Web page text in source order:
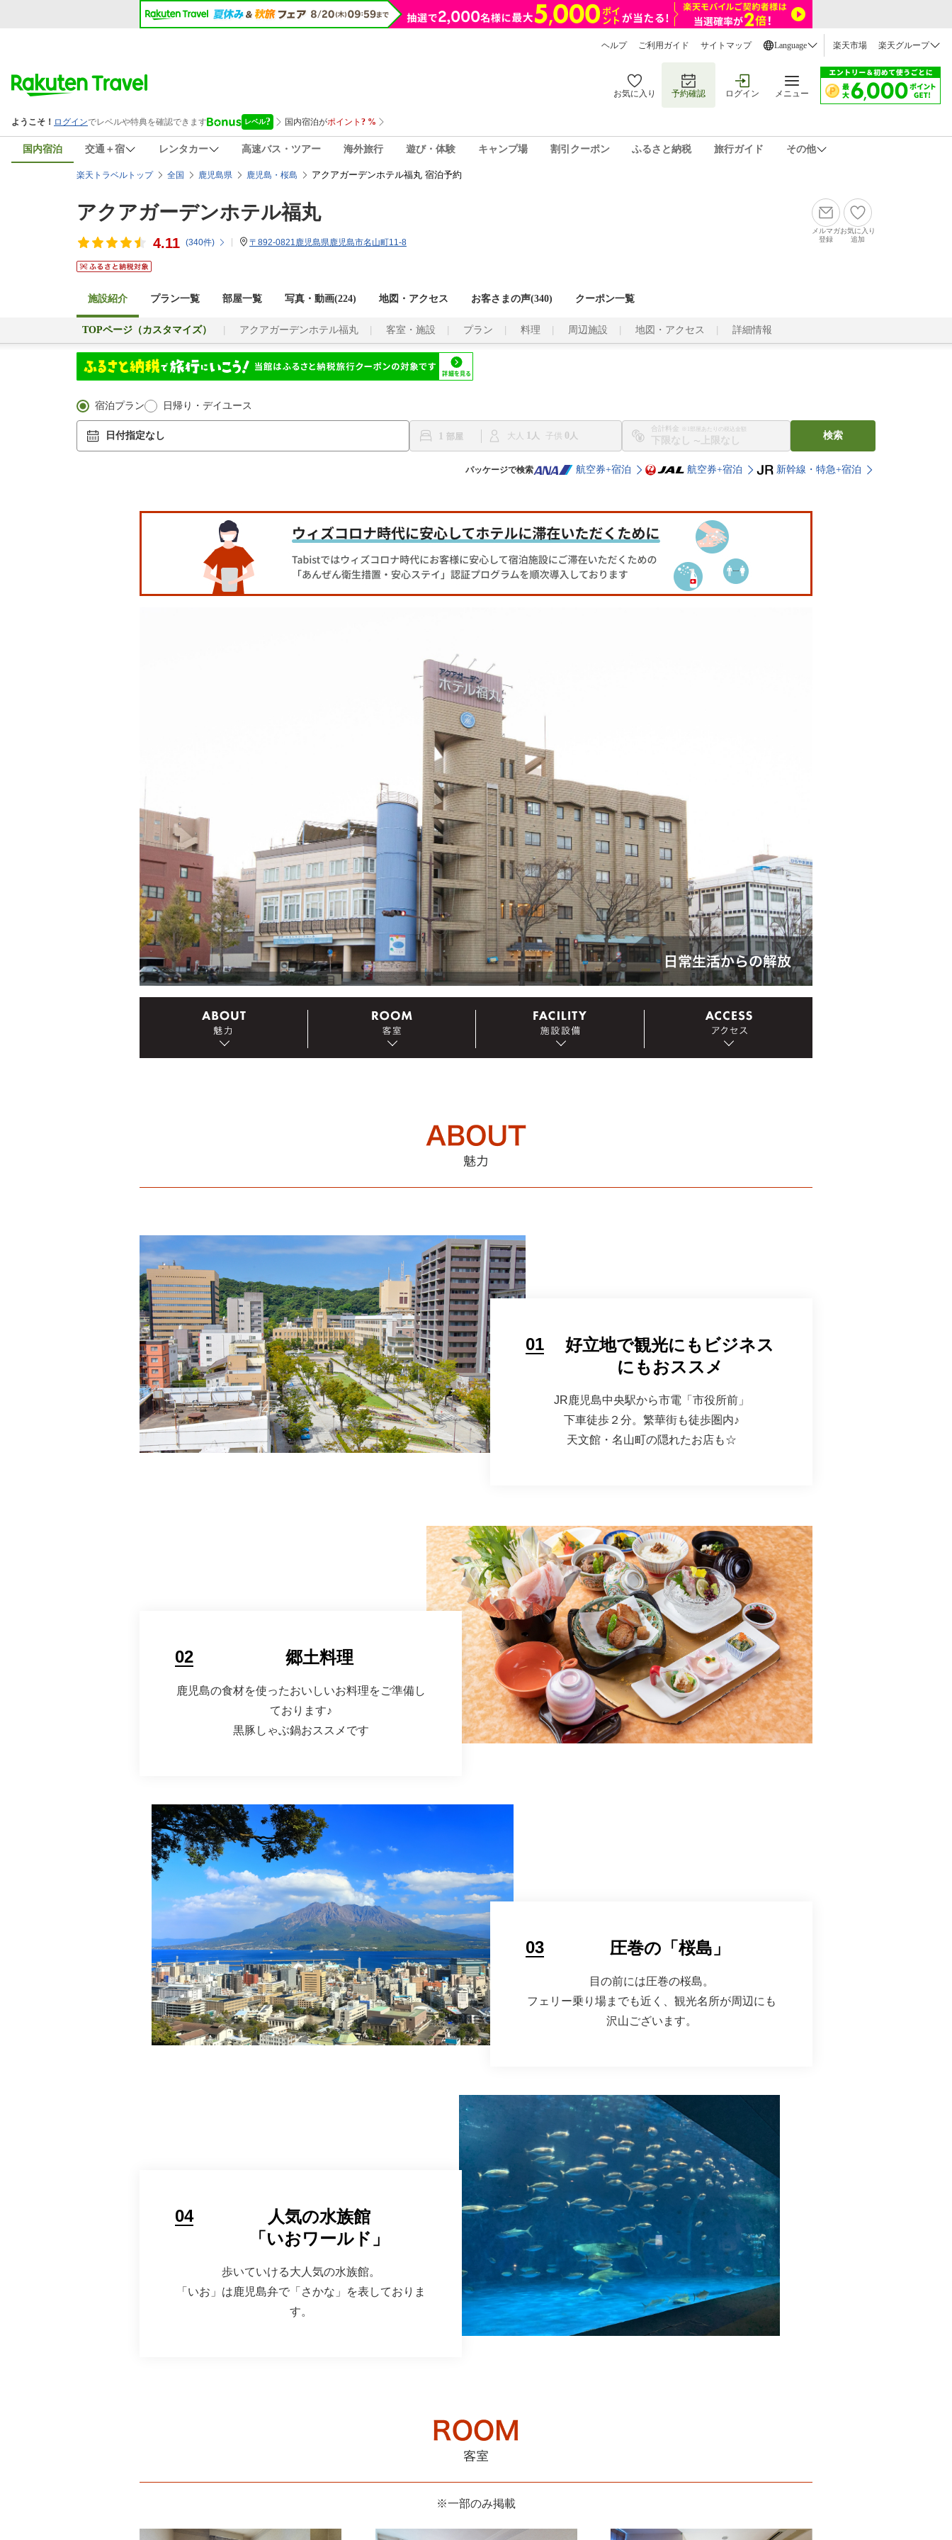
ヘルプ ご利用ガイド サイトマップ Language 楽天市場 楽天グループ
お気に入り 予約確認 ログイン メニュー
国内宿泊 交通＋宿 レンタカー 高速バス・ツアー 海外旅行 遊び・体験 キャンプ場 割引クーポン ふるさと納税 旅行ガイド その他
楽天トラベルトップ 全国 鹿児島県 鹿児島・桜島 アクアガーデンホテル福丸 宿泊予約
アクアガーデンホテル福丸
4.11 (340件) 〒892-0821鹿児島県鹿児島市名山町11-8
メルマガ
登録
お気に入り
追加
施設紹介 プラン一覧 部屋一覧 写真・動画(224) 地図・アクセス お客さまの声(340) クーポン一覧
TOPページ（カスタマイズ） アクアガーデンホテル福丸 客室・施設 プラン 料理 周辺施設 地図・アクセス 詳細情報
宿泊プラン 日帰り・デイユース
日付指定なし 1 大人 1 子供 0
合計料金 ※1部屋あたりの税込金額
〜
検索
パッケージで検索 航空券+宿泊 航空券+宿泊 新幹線・特急+宿泊
01
好立地で観光にもビジネス
にもおススメ
JR鹿児島中央駅から市電「市役所前」
下車徒歩２分。繁華街も徒歩圏内♪
天文館・名山町の隠れたお店も☆
02 郷土料理
鹿児島の食材を使ったおいしいお料理をご準備し
ております♪
黒豚しゃぶ鍋おススメです
03 圧巻の「桜島」
目の前には圧巻の桜島。
フェリー乗り場までも近く、観光名所が周辺にも
沢山ございます。
04
人気の水族館
「いおワールド」
歩いていける大人気の水族館。
「いお」は鹿児島弁で「さかな」を表しておりま
す。
※一部のみ掲載